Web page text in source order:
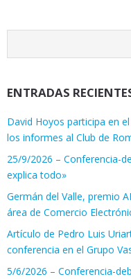
ENTRADAS
David Hoyos participa en
los informes al Club de
25/9/2026 – Conferencia-
explica todo»
Germán del Valle, premio
área de Comercio
Artículo de Pedro Luis
conferencia en el Grupo
5/6/2026 – Conferencia-